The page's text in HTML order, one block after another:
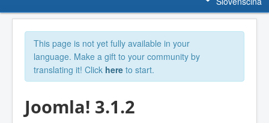
This page is not yet fully available in your
language. Make a gift to your community by
translating it! Click here to start.
Joomla! 3.1.2